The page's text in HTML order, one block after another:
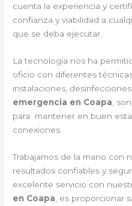
cuenta la experiencia y
confianza y viabilidad a
que se deba ejecutar.
La tecnología nos ha
oficio con diferentes
instalaciones,
emergencia en Coapa ,
para mantener en buen
conexiones.
Trabajamos de la mano con
resultados confiables y
excelente servicio con
en Coapa , es proporcionar